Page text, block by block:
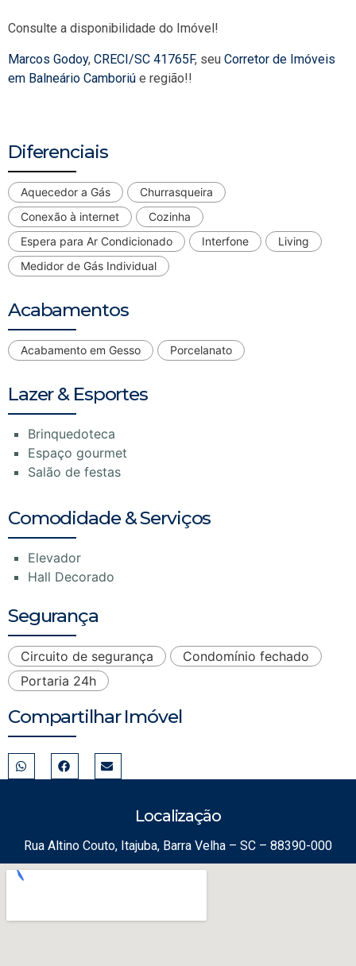
Consulte a disponibilidade do Imóvel!
Marcos Godoy, CRECI/SC 41765F, seu Corretor de Imóveis
em Balneário Camboriú e região!!
Diferenciais
Aquecedor a Gás
Churrasqueira
Conexão à internet
Cozinha
Espera para Ar Condicionado
Interfone
Living
Medidor de Gás Individual
Acabamentos
Acabamento em Gesso Porcelanato
Lazer & Esportes
Brinquedoteca
Espaço gourmet
Salão de festas
Comodidade & Serviços
Elevador
Hall Decorado
Segurança
Circuito de segurança
Condomínio fechado
Portaria 24h
Compartilhar Imóvel
Localização
Rua Altino Couto, Itajuba, Barra Velha – SC – 88390-000